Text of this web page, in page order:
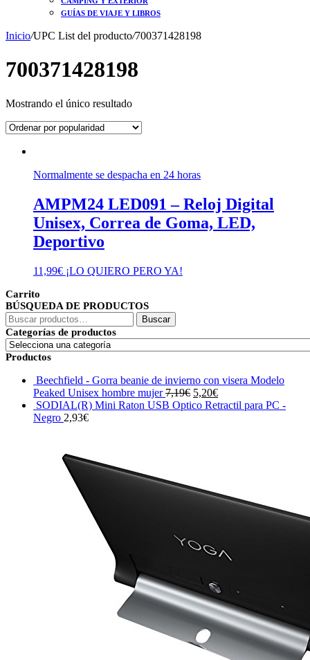
GUÍAS DE VIAJE Y LIBROS
Inicio/UPC List del producto/700371428198
700371428198
Mostrando el único resultado
Normalmente se despacha en 24 horas
AMPM24 LED091 – Reloj Digital
Unisex, Correa de Goma, LED,
Deportivo
11,99€ ¡LO QUIERO PERO YA!
Carrito
BÚSQUEDA DE PRODUCTOS
Buscar
por:
Buscar
Categorías de productos
Productos
Beechfield - Gorra beanie de invierno con visera Modelo
Peaked Unisex hombre mujer 7,19€ El
precio
5,20€El
precio
SODIAL(R) Mini Raton USB Optico Retractil para PC -
Negro 2,93€